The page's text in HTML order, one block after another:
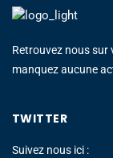
Retrouvez nous sur
manquez aucune
TWITTER
Suivez nous ici :